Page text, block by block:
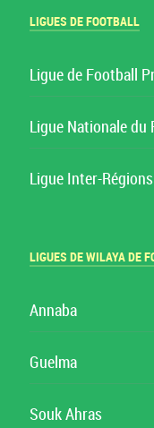
LIGUES DE FOOTBALL
Ligue de Football
Ligue Nationale
Ligue Inter-
LIGUES DE WILAYA DE
Annaba
Guelma
Souk Ahras